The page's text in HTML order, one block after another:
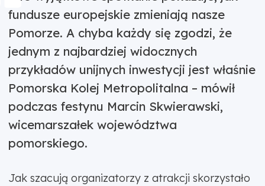
fundusze europejskie zmieniają nasze
Pomorze. A chyba każdy się zgodzi, że
jednym z najbardziej widocznych
przykładów unijnych inwestycji jest właśnie
Pomorska Kolej Metropolitalna – mówił
podczas festynu Marcin Skwierawski,
wicemarszałek województwa
pomorskiego.
Jak szacują organizatorzy z atrakcji skorzystało